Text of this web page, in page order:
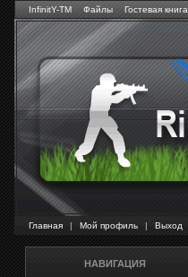
InfinitY-TM Файлы Гостевая книга
Главная | Мой профиль | Выход
НАВИГАЦИЯ